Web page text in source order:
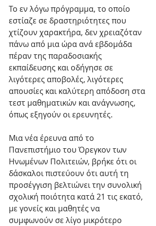
Το εν λόγω πρόγραμμα, το οποίο
εστίαζε σε δραστηριότητες που
χτίζουν χαρακτήρα, δεν χρειαζόταν
πάνω από μια ώρα ανά εβδομάδα
πέραν της παραδοσιακής
εκπαίδευσης και οδήγησε σε
λιγότερες αποβολές, λιγότερες
απουσίες και καλύτερη απόδοση στα
τεστ μαθηματικών και ανάγνωσης,
όπως εξηγούν οι ερευνητές.
Μια νέα έρευνα από το
Πανεπιστήμιο του Όρεγκον των
Ηνωμένων Πολιτειών, βρήκε ότι οι
δάσκαλοι πιστεύουν ότι αυτή τη
προσέγγιση βελτιώνει την συνολική
σχολική ποιότητα κατά 21 τις εκατό,
με γονείς και μαθητές να
συμφωνούν σε λίγο μικρότερο